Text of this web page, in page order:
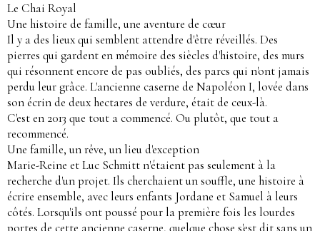
Le Chai Royal
Une histoire de famille, une aventure de cœur
Il y a des lieux qui semblent attendre d'être réveillés. Des
pierres qui gardent en mémoire des siècles d'histoire, des murs
qui résonnent encore de pas oubliés, des parcs qui n'ont jamais
perdu leur grâce. L'ancienne caserne de Napoléon I, lovée dans
son écrin de deux hectares de verdure, était de ceux-là.
C'est en 2013 que tout a commencé. Ou plutôt, que tout a
recommencé.
Une famille, un rêve, un lieu d'exception
Marie-Reine et Luc Schmitt n'étaient pas seulement à la
recherche d'un projet. Ils cherchaient un souffle, une histoire à
écrire ensemble, avec leurs enfants Jordane et Samuel à leurs
côtés. Lorsqu'ils ont poussé pour la première fois les lourdes
portes de cette ancienne caserne, quelque chose s'est dit sans un